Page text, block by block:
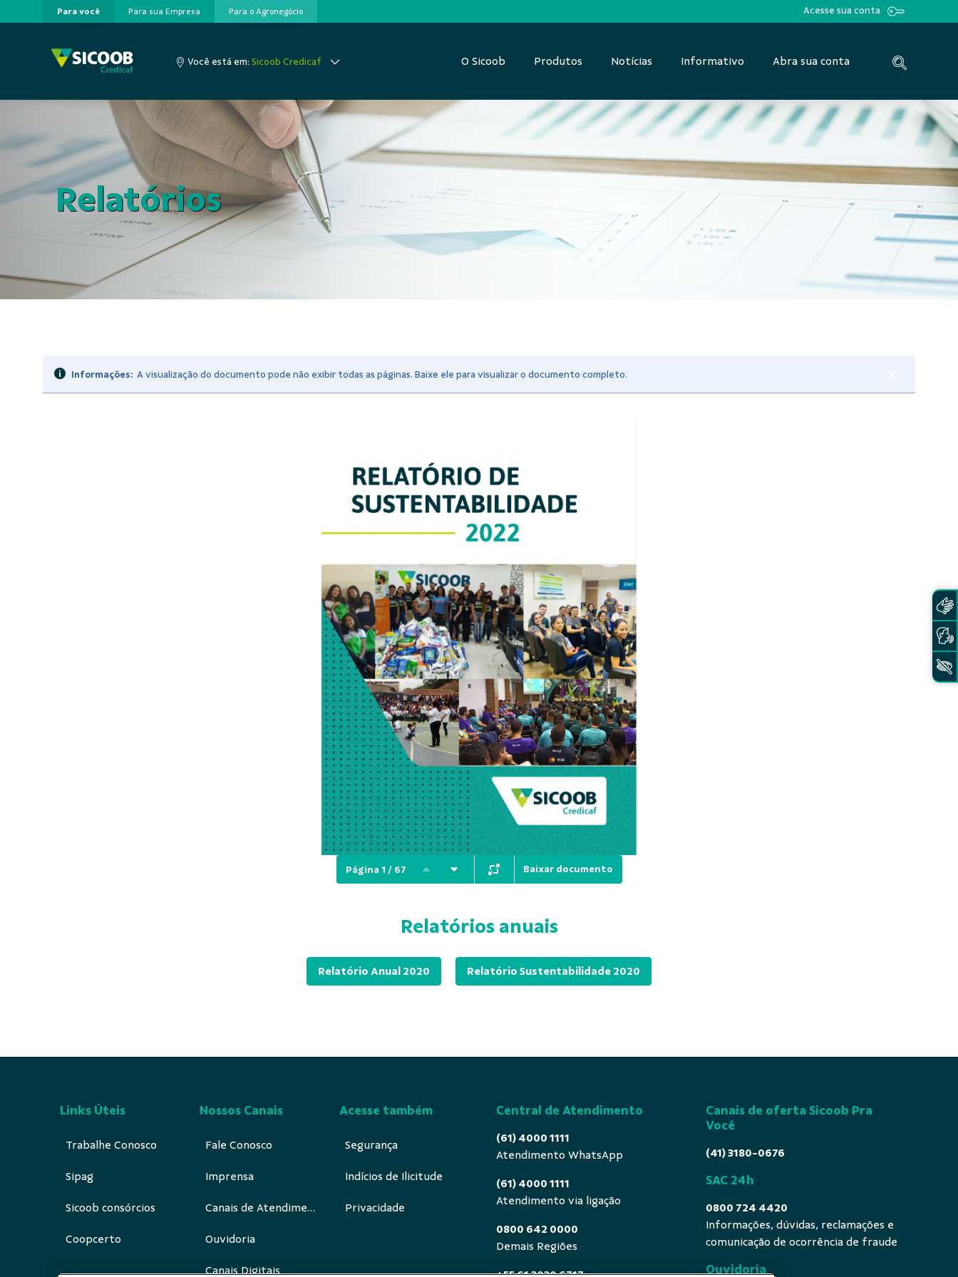
Pular para o Conteúdo principal
Para você Para sua Empresa Para o Agronegócio Acesse sua conta
Você está em:Sicoob Credicaf O Sicoob Produtos Notícias Informativo Abra sua conta
Relatórios
Informações: A visualização do documento pode não exibir todas as páginas. Baixe ele para visualizar o documento completo.
Página 1 / 67 Baixar documento
Relatórios anuais
Relatório Anual 2020 Relatório Sustentabilidade 2020
Links Úteis
Trabalhe Conosco
Sipag
Sicoob consórcios
Coopcerto
Nossos Canais
Fale Conosco
Imprensa
Canais de Atendimento
Ouvidoria
Canais Digitais
Acesse também
Segurança
Indícios de Ilicitude
Privacidade
Central de Atendimento
(61) 4000 1111
Atendimento WhatsApp
(61) 4000 1111
Atendimento via ligação
0800 642 0000
Demais Regiões
Canais de oferta Sicoob Pra
Você
(41) 3180-0676
SAC 24h
0800 724 4420
Informações, dúvidas, reclamações e
comunicação de ocorrência de fraude
Ouvidoria